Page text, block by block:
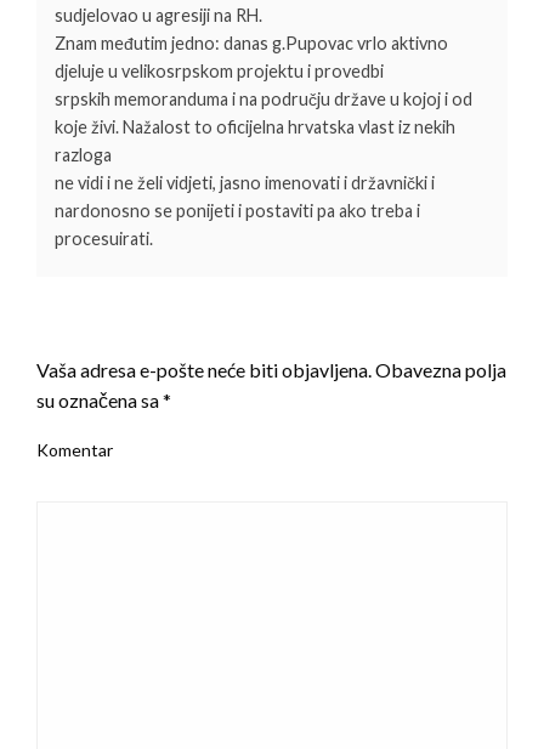
sudjelovao u agresiji na RH.
Znam međutim jedno: danas g.Pupovac vrlo aktivno
djeluje u velikosrpskom projektu i provedbi
srpskih memoranduma i na području države u kojoj i od
koje živi. Nažalost to oficijelna hrvatska vlast iz nekih
razloga
ne vidi i ne želi vidjeti, jasno imenovati i državnički i
nardonosno se ponijeti i postaviti pa ako treba i
procesuirati.
Vaša adresa e-pošte neće biti objavljena.Obavezna polja
su označena sa*
Komentar